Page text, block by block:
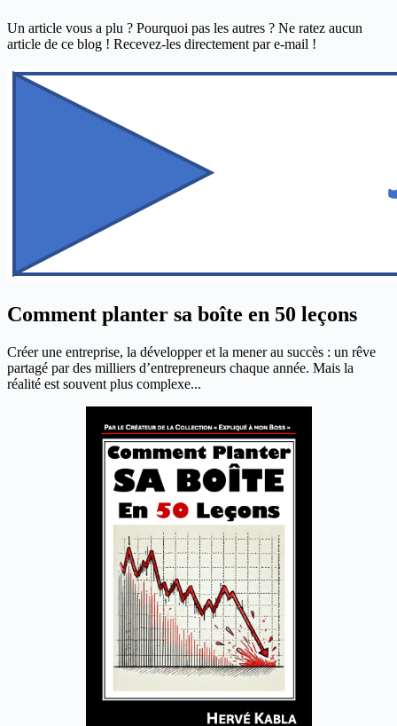
Un article vous a plu ? Pourquoi pas les autres ? Ne ratez aucun
article de ce blog ! Recevez-les directement par e-mail !
Comment planter sa boîte en 50 leçons
Créer une entreprise, la développer et la mener au succès : un rêve
partagé par des milliers d’entrepreneurs chaque année. Mais la
réalité est souvent plus complexe...